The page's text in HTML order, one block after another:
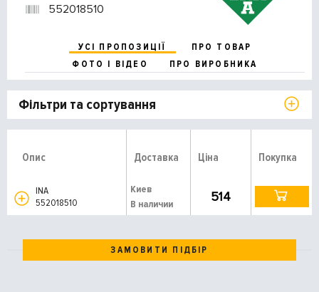
552018510
УСІ ПРОПОЗИЦІЇ
ПРО ТОВАР
ФОТО І ВІДЕО
ПРО ВИРОБНИКА
Фільтри та сортування
Опис Доставка Ціна Покупка
INA
552018510
Киев
В наличии
514
ЗАМОВИТИ ПІДБІР